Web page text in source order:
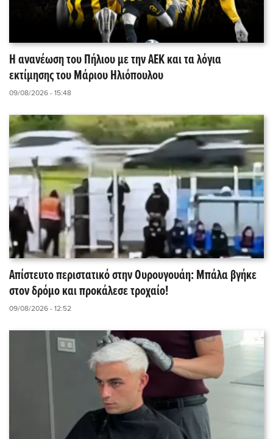
Η ανανέωση του Πήλιου με την ΑΕΚ και τα λόγια
εκτίμησης του Μάριου Ηλιόπουλου
09/08/2026 - 15:48
Απίστευτο περιστατικό στην Ουρουγουάη: Μπάλα βγήκε
στον δρόμο και προκάλεσε τροχαίο!
09/08/2026 - 12:52